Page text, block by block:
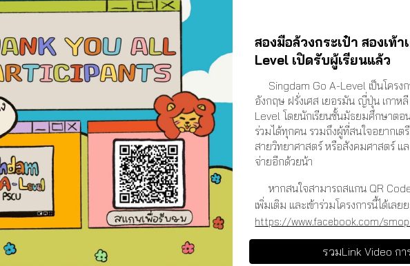
สองมือล้วงกระเป๋า สองเท้
Level เปิดรับผู้เรียนแล้ว
Singdam Go A-Level เป็นโครง
อังกฤษ ฝรั่งเศส เยอรมัน ญี่ปุ่น เกาห
Level โดยนักเรียนชั้นมัธยมศึกษาตอ
ร่วมได้ทุกคน รวมถึงผู้ที่สนใจอยากเ
สายวิทยาศาสตร์ หรือสังคมศาสตร์ แ
จ่ายอีกด้วยน้า
หากสนใจสามารถสแกน QR
เพิ่มเติม และเข้าร่วมโครงการนี้ได้เลย
https://www.facebook.com/
รวมLink Video ก